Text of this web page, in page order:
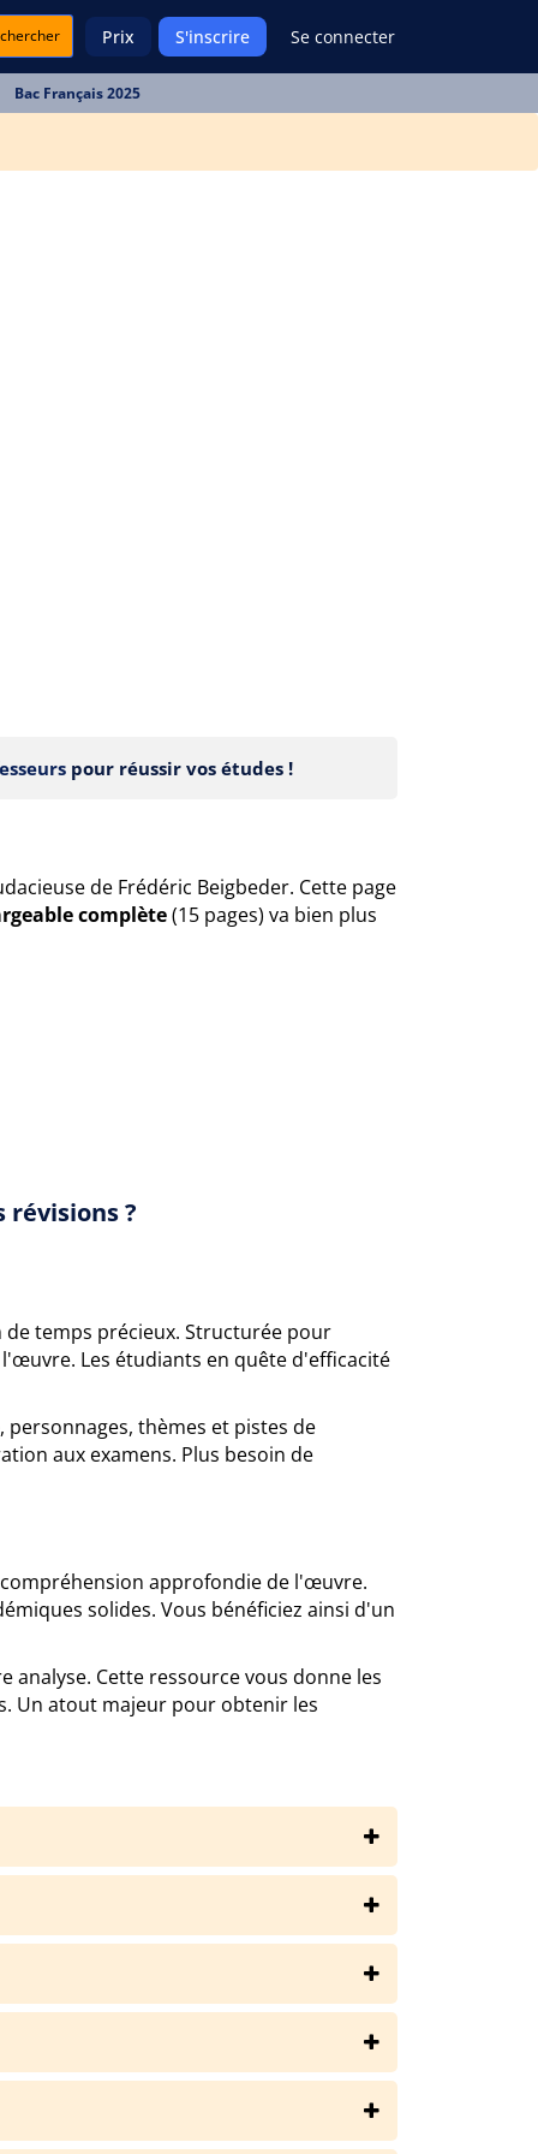
Prix S'inscrire Se connecter
Bac Français 2025
pour réussir vos études !
de Frédéric Beigbeder. Cette page
complète(15 pages) va bien plus
révisions ?
temps précieux. Structurée pour
Les étudiants en quête d'efficacité
thèmes et pistes de
aux examens. Plus besoin de
approfondie de l'œuvre.
solides. Vous bénéficiez ainsi d'un
Cette ressource vous donne les
Un atout majeur pour obtenir les